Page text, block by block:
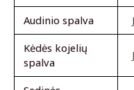
Audinio spalva
Kėdės kojelių
spalva